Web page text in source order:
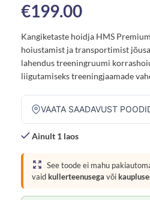
€199.00
Kangiketaste hoidja HMS
hoiustamist ja transportimist
lahendus treeningruumi
liigutamiseks treeningjaamade
VAATA SAADAVUST
Ainult 1 laos
See toode ei mahu
vaidkullerteenusega või